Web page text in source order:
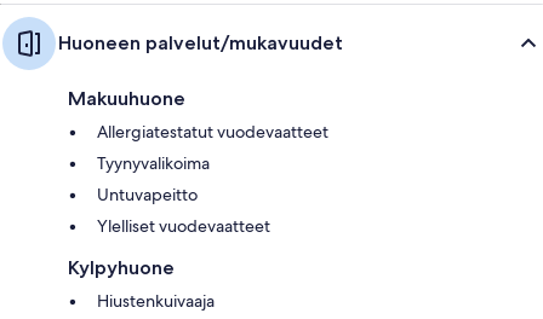
Huoneen palvelut/mukavuudet
Makuuhuone
Allergiatestatut vuodevaatteet
Tyynyvalikoima
Untuvapeitto
Ylelliset vuodevaatteet
Kylpyhuone
Hiustenkuivaaja